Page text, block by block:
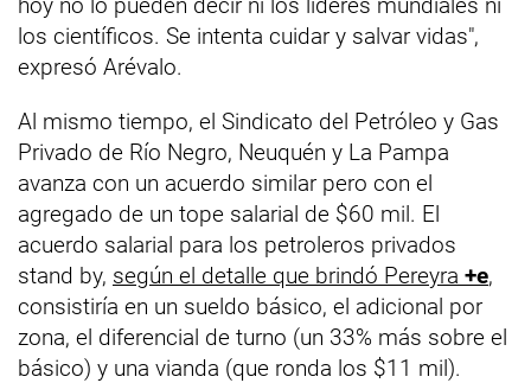
los científicos. Se intenta cuidar y salvar vidas",
expresó Arévalo.
Al mismo tiempo, el Sindicato del Petróleo y Gas
Privado de Río Negro, Neuquén y La Pampa
avanza con un acuerdo similar pero con el
agregado de un tope salarial de $60 mil. El
acuerdo salarial para los petroleros privados
stand by, según el detalle que brindó Pereyra +e,
consistiría en un sueldo básico, el adicional por
zona, el diferencial de turno (un 33% más sobre el
básico) y una vianda (que ronda los $11 mil).